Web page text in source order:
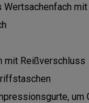
Wertsachenfach
mit Reißverschluss
um